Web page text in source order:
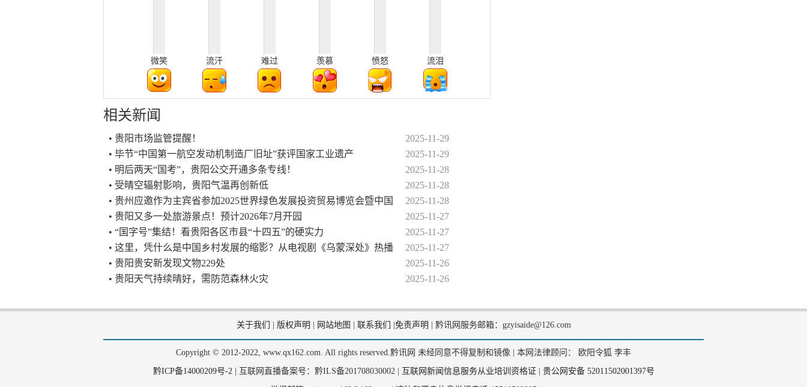
微笑 流汗 难过 羡慕 愤怒 流泪
相关新闻
• 贵阳市场监管提醒！
2025-11-29
• 毕节“中国第一航空发动机制造厂旧址”获评国家工业遗产
2025-11-29
• 明后两天“国考”，贵阳公交开通多条专线！
2025-11-28
• 受晴空辐射影响，贵阳气温再创新低
2025-11-28
• 贵州应邀作为主宾省参加2025世界绿色发展投资贸易博览会暨中国
2025-11-28
• 贵阳又多一处旅游景点！预计2026年7月开园
2025-11-27
• “国字号”集结！看贵阳各区市县“十四五”的硬实力
2025-11-27
• 这里，凭什么是中国乡村发展的缩影？从电视剧《乌蒙深处》热播
2025-11-27
• 贵阳贵安新发现文物229处
2025-11-26
• 贵阳天气持续晴好，需防范森林火灾
2025-11-26
关于我们 版权声明 网站地图 联系我们 免责声明 黔讯网服务邮箱：gzyisaide@126.com
Copyright © 2012-2022, www.qx162.com. All rights reserved.黔讯网 未经同意不得复制和镜像 | 本网法律顾问： 欧阳令狐 李丰
黔ICP备14000209号-2| 互联网直播备案号：黔ILS备201708030002 | 互联网新闻信息服务从业培训资格证 贵公网安备 52011502001397号